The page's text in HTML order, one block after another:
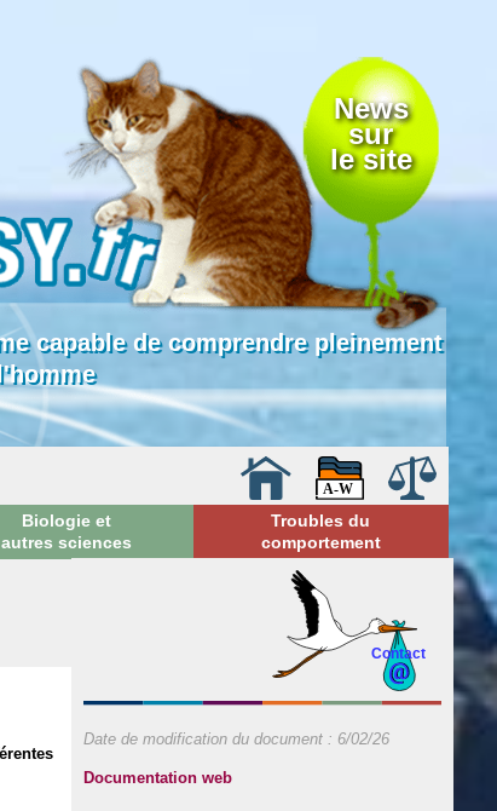
News
sur
le site
capable de comprendre pleinement
Biologie et
autres sciences
Troubles du
comportement
Contact
Date de modification du document : 6/02/26
Documentation web